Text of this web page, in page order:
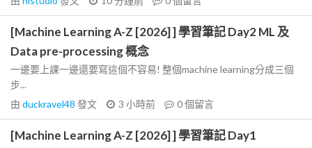
[Machine Learning A-Z [2026] ] 學習筆記 Day2 ML 及
Data pre-processing 概念
一邊要上課一邊還要寫這個不容易! 整個machine learning分成三個
步...
由 duckravel48 發文 3 小時前 0個留言
[Machine Learning A-Z [2026] ] 學習筆記 Day1